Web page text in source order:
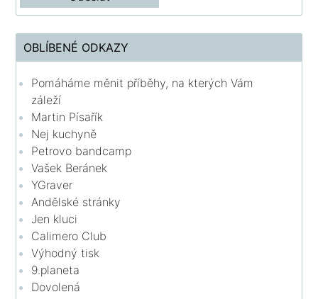
OBLÍBENÉ ODKAZY
Pomáháme měnit příběhy, na kterých Vám
záleží
Martin Písařík
Nej kuchyně
Petrovo bandcamp
Vašek Beránek
YGraver
Andělské stránky
Jen kluci
Calimero Club
Výhodný tisk
9.planeta
Dovolená